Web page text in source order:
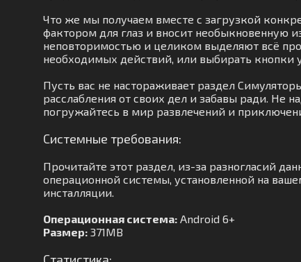
Что же мы получаем вместе с загрузкой
фактором для глаз и вносит необыкновенную
неповторимостью и целиком выделяют всё
необходимых действий, или выбирать кнопки
Пусть вас не настораживает раздел
расслабления от своих дел и забавы ради. Не
погружайтесь в мир развлечений и
Системные требования:
Прочитайте этот раздел, из-за разногласий
операционной системы, установленной на
инсталляции.
Операционная система: Android 6+
Размер: 371MB